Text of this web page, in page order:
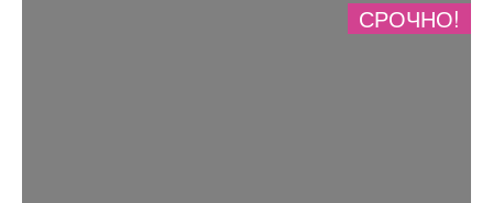
СРОЧНО!